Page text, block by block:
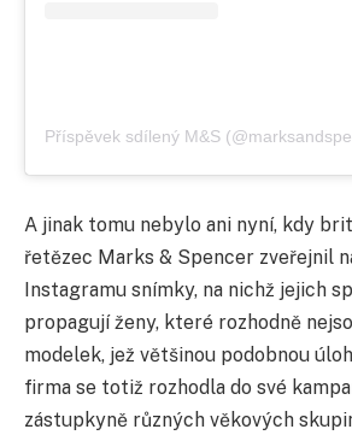
Příspěvek sdílený M&S
A jinak tomu nebylo ani nyní, kdy
řetězec Marks & Spencer zveřejnil
Instagramu snímky, na nichž jejich
propagují ženy, které rozhodně
modelek, jež většinou podobnou
firma se totiž rozhodla do své
zástupkyně různých věkových